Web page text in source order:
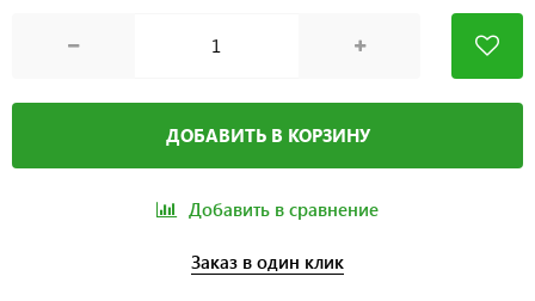
ДОБАВИТЬ В КОРЗИНУ
Добавить в сравнение
Заказ в один клик